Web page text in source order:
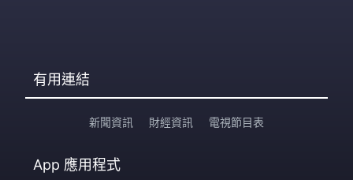
有用連結
新聞資訊 財經資訊 電視節目表
App 應用程式